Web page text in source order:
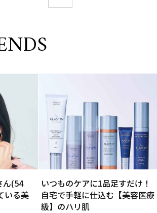
ん(54
いる美
いつものケアに1品足すだけ！
自宅で手軽に仕込む【美容医療
級】のハリ肌